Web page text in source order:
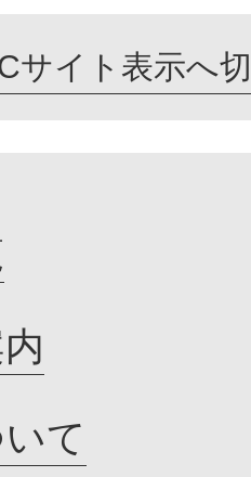
サイト表示へ
て